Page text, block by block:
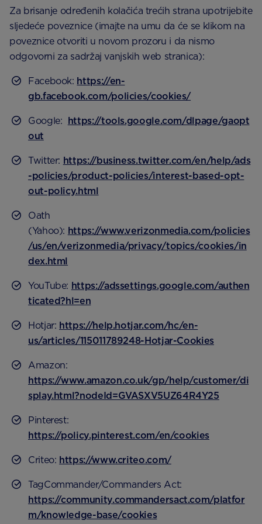
Za brisanje određenih kolačića trećih strana upotrijebite
sljedeće poveznice (imajte na umu da će se klikom na
poveznice otvoriti u novom prozoru i da nismo
odgovorni za sadržaj vanjskih web stranica):
Facebook: https://en-
gb.facebook.com/policies/cookies/
Google: https://tools.google.com/dlpage/gaopt
out
Twitter: https://business.twitter.com/en/help/ads
-policies/product-policies/interest-based-opt-
out-policy.html
Oath
(Yahoo): https://www.verizonmedia.com/policies
/us/en/verizonmedia/privacy/topics/cookies/in
dex.html
YouTube: https://adssettings.google.com/authen
ticated?hl=en
Hotjar: https://help.hotjar.com/hc/en-
us/articles/115011789248-Hotjar-Cookies
Amazon:
https://www.amazon.co.uk/gp/help/customer/di
splay.html?nodeId=GVASXV5UZ64R4Y25
Pinterest:
https://policy.pinterest.com/en/cookies
Criteo: https://www.criteo.com/
TagCommander/Commanders Act:
https://community.commandersact.com/platfor
m/knowledge-base/cookies